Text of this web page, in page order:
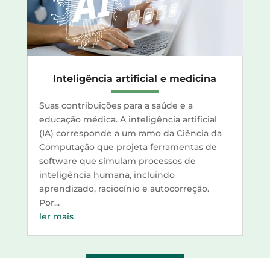
Inteligência artificial e medicina
Suas contribuições para a saúde e a
educação médica. A inteligência artificial
(IA) corresponde a um ramo da Ciência da
Computação que projeta ferramentas de
software que simulam processos de
inteligência humana, incluindo
aprendizado, raciocínio e autocorreção.
Por...
ler mais